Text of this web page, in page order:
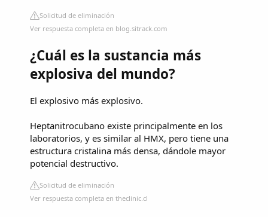
Solicitud de eliminación
Ver respuesta completa en blog.sitrack.com
¿Cuál es la sustancia más
explosiva del mundo?
El explosivo más explosivo.
Heptanitrocubano existe principalmente en los
laboratorios, y es similar al HMX, pero tiene una
estructura cristalina más densa, dándole mayor
potencial destructivo.
Solicitud de eliminación
Ver respuesta completa en theclinic.cl